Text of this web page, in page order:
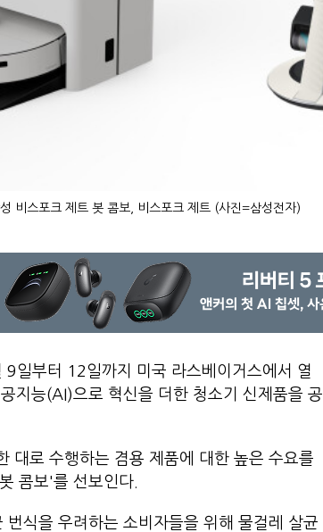
비스포크 제트 봇 콤보, 비스포크 제트 (사진=삼성전자)
일부터 12일까지 미국 라스베이거스에서 열
지능(AI)으로 혁신을 더한 청소기 신제품을 공
대로 수행하는 겸용 제품에 대한 높은 수요를
콤보'를 선보인다.
식을 우려하는 소비자들을 위해 물걸레 살균